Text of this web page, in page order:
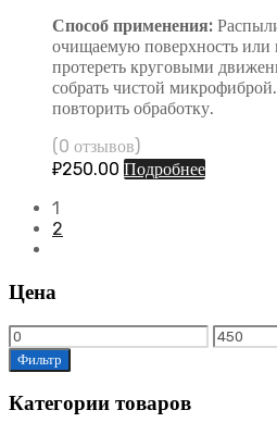
Способ применения:
очищаемую поверхность или
протереть круговыми
собрать чистой
повторить обработку.
(0 отзывов)
₽250.00 Подробнее
1
2
Цена
Фильтр
Категории товаров